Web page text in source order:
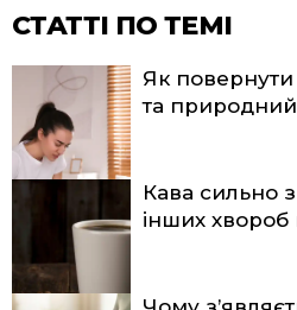
СТАТТІ ПО ТЕМІ
Як повернути
та
Кава сильно
інших хвороб